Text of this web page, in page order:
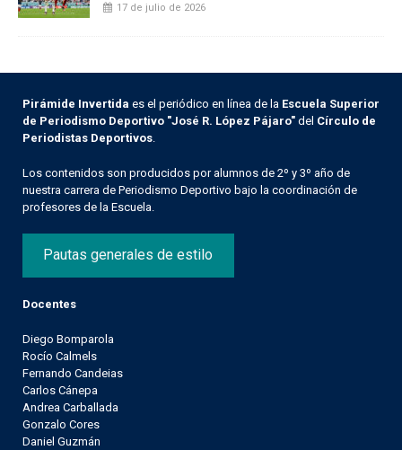
17 de julio de 2026
Pirámide Invertida es el periódico en línea de la Escuela Superior
de Periodismo Deportivo "José R. López Pájaro" del Círculo de
Periodistas Deportivos
Los contenidos son producidos por alumnos de 2º y 3º año de
nuestra carrera de Periodismo Deportivo bajo la coordinación de
profesores de la Escuela.
Pautas generales de estilo
Docentes
Diego Bomparola
Rocío Calmels
Fernando Candeias
Carlos Cánepa
Andrea Carballada
Gonzalo Cores
Daniel Guzmán